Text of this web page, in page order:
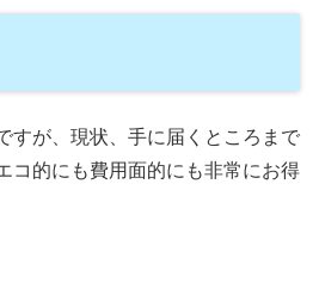
すが、現状、手に届くところまで
コ的にも費用面的にも非常にお得